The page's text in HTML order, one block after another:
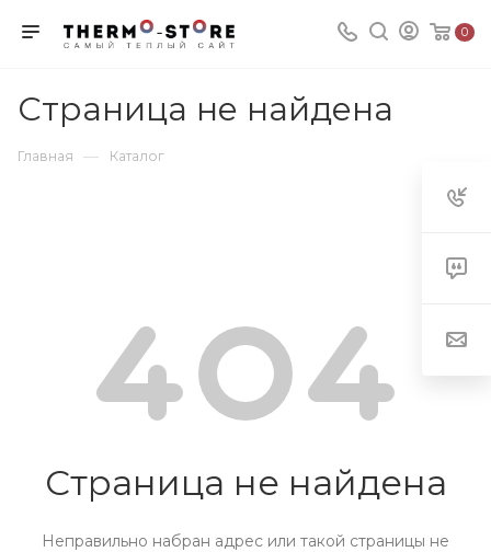
0
Страница не найдена
Главная — Каталог
Страница не найдена
Неправильно набран адрес или такой страницы не